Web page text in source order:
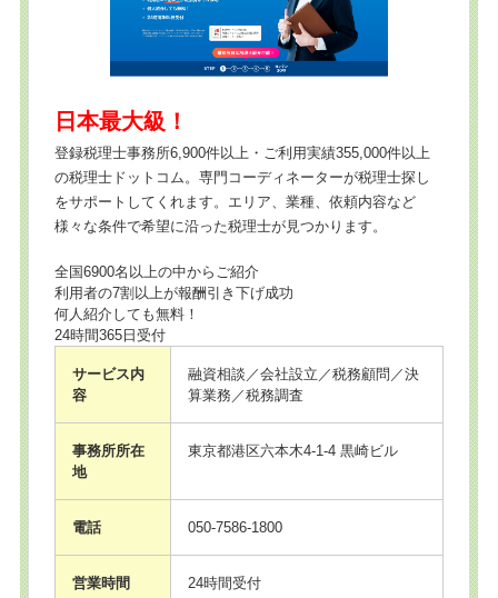
日本最大級！
登録税理士事務所6,900件以上・ご利用実績355,000件以上
の税理士ドットコム。専門コーディネーターが税理士探し
をサポートしてくれます。エリア、業種、依頼内容など
様々な条件で希望に沿った税理士が見つかります。
全国6900名以上の中からご紹介
利用者の7割以上が報酬引き下げ成功
何人紹介しても無料！
24時間365日受付
サービス内
容
融資相談／会社設立／税務顧問／決
算業務／税務調査
事務所所在
地
東京都港区六本木4-1-4 黒崎ビル
電話 050-7586-1800
営業時間 24時間受付